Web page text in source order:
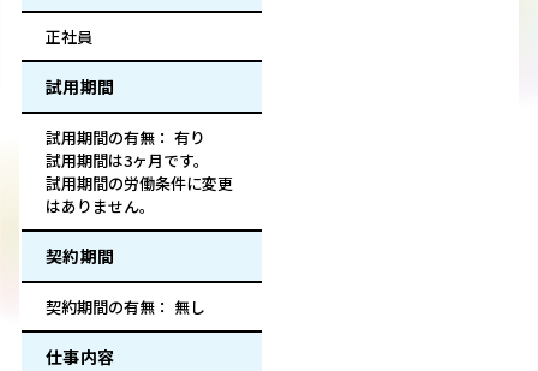
正社員
試用期間
試用期間の有無： 有り
試用期間は3ヶ月です。
試用期間の労働条件に変更
はありません。
契約期間
契約期間の有無： 無し
仕事内容